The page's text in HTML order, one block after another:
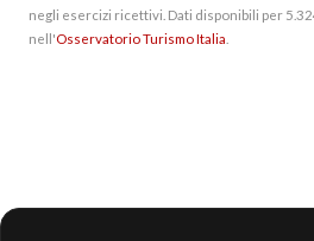
negli esercizi ricettivi. Dati disponibili per
nell'Osservatorio Turismo Italia